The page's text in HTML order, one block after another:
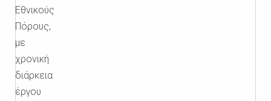
Εθνικούς
Πόρους,
με
χρονική
διάρκεια
έργου